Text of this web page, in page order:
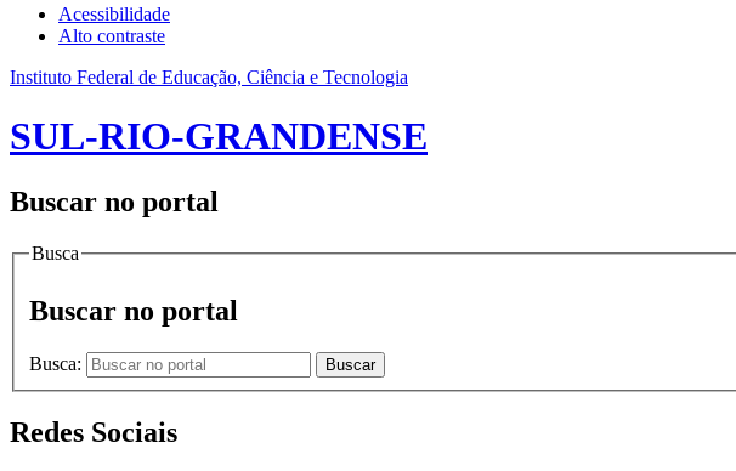
Acessibilidade
Alto contraste
Instituto Federal de Educação, Ciência e Tecnologia
SUL-RIO-GRANDENSE
Buscar no portal
Busca
Buscar no portal
Busca: Buscar
Redes Sociais